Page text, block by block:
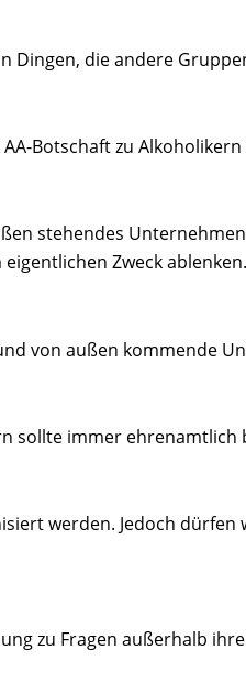
Dingen, die andere
Botschaft zu
stehendes
Zweck ablenken.
von außen kommende
sollte immer
werden. Jedoch
zu Fragen außerhalb